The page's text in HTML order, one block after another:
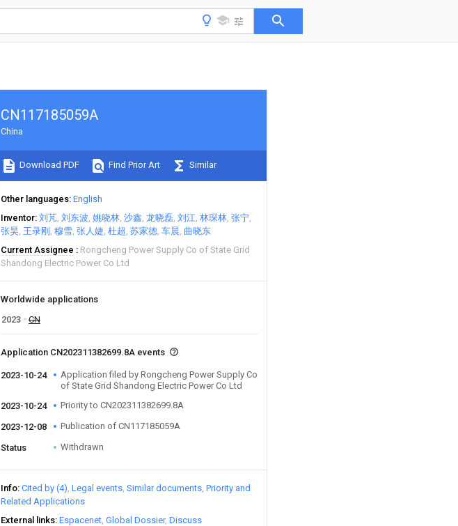
CN117185059A
China
Download PDF Find Prior Art Similar
Other languages English
Inventor 刘芃 刘东波 姚晓林 沙鑫 龙晓磊 刘江 林琛林 张宁
张昊 王录刚 穆雪 张人婕 杜超 苏家德 车晨 曲晓东
Current Assignee
Rongcheng Power Supply Co of State Grid
Shandong Electric Power Co Ltd
Worldwide applications
2023
CN
Application CN202311382699.8A events
2023-10-24
Application filed by Rongcheng Power Supply Co
of State Grid Shandong Electric Power Co Ltd
2023-10-24
Priority to CN202311382699.8A
2023-12-08 Publication of CN117185059A
Status Withdrawn
Info Cited by (4) Legal events Similar documents Priority and
Related Applications
External links Espacenet Global Dossier Discuss